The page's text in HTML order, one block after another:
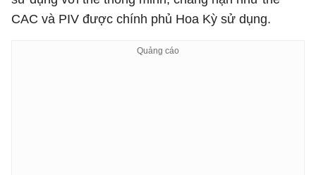
CAC và PIV được chính phủ Hoa Kỳ sử dụng.